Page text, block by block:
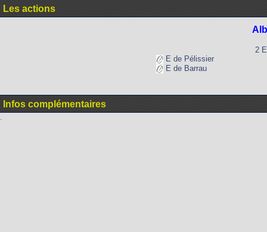
Les actions
2 E
E de Pélissier
E de Barrau
Infos complémentaires
.